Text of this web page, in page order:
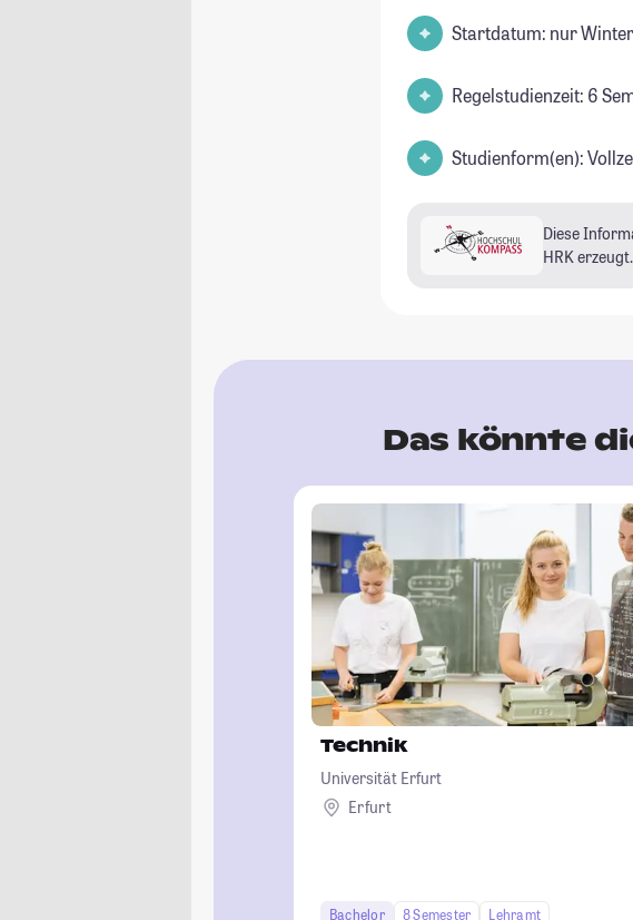
Startdatum: nur
Regelstudienzeit: 6
Studienform(en):
Diese
HRK erzeugt.
Das könnte
Technik
Universität Erfurt
Erfurt
Bachelor 8 Semester
Lehramt